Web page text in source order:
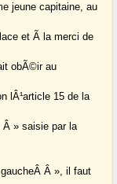
jeune capitaine, au
et Ã la merci de
obÃ©ir au
lÂ¹article 15 de la
Â » saisie par la
Â », il faut